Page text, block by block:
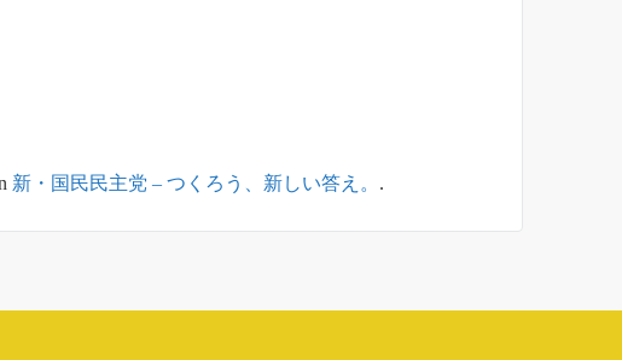
新・国民民主党 – つくろう、新しい答え。 .